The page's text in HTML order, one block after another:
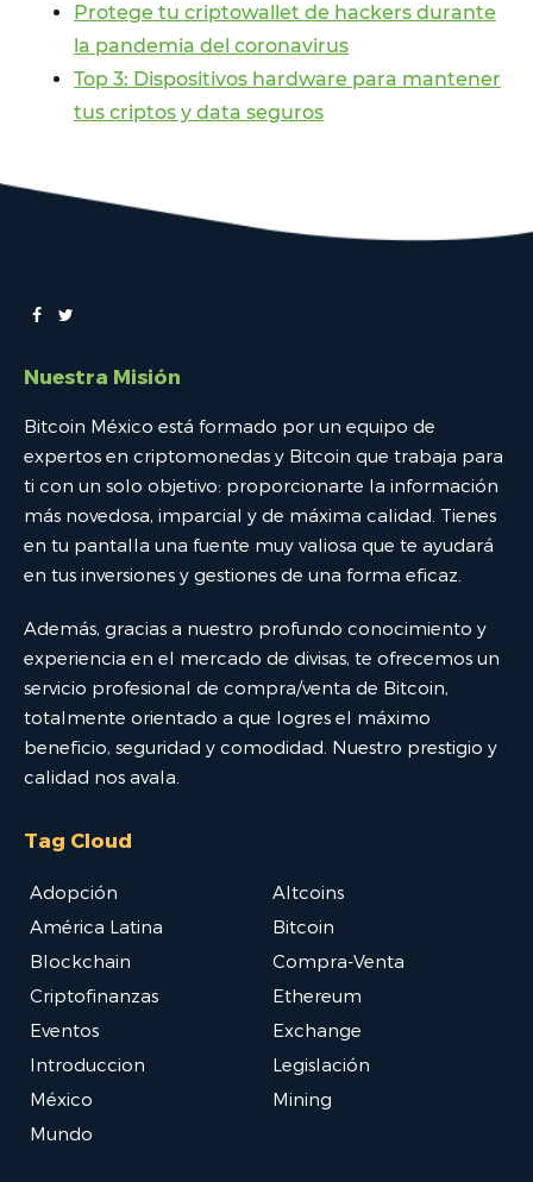
Protege tu criptowallet de hackers durante
la pandemia del coronavirus
Top 3: Dispositivos hardware para mantener
tus criptos y data seguros
Nuestra Misión
Bitcoin México está formado por un equipo de
expertos en criptomonedas y Bitcoin que trabaja para
ti con un solo objetivo: proporcionarte la información
más novedosa, imparcial y de máxima calidad. Tienes
en tu pantalla una fuente muy valiosa que te ayudará
en tus inversiones y gestiones de una forma eficaz.
Además, gracias a nuestro profundo conocimiento y
experiencia en el mercado de divisas, te ofrecemos un
servicio profesional de compra/venta de Bitcoin,
totalmente orientado a que logres el máximo
beneficio, seguridad y comodidad. Nuestro prestigio y
calidad nos avala.
Tag Cloud
Adopción
Altcoins
América Latina
Bitcoin
Blockchain
Compra-Venta
Criptofinanzas
Ethereum
Eventos
Exchange
Introduccion
Legislación
México
Mining
Mundo